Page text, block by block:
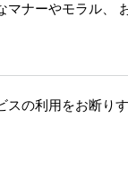
ナーやモラル、
の利用をお断り